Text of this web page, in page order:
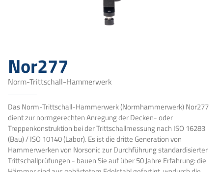
Nor277
Norm-Trittschall-Hammerwerk
Das Norm-Trittschall-Hammerwerk (Normhammerwerk) Nor277
dient zur normgerechten Anregung der Decken- oder
Treppenkonstruktion bei der Trittschallmessung nach ISO 16283
(Bau) / ISO 10140 (Labor). Es ist die dritte Generation von
Hammerwerken von Norsonic zur Durchführung standardisierter
Trittschallprüfungen - bauen Sie auf über 50 Jahre Erfahrung: die